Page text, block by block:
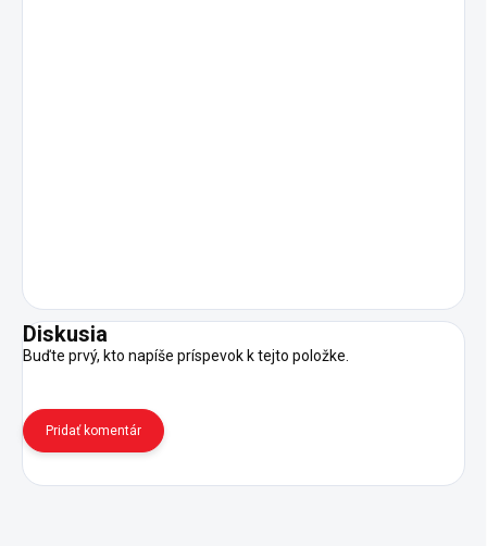
Diskusia
Buďte prvý, kto napíše príspevok k tejto položke.
Pridať komentár